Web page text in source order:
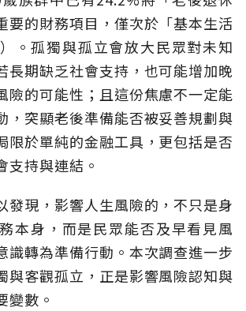
要的財務項目，僅次於「基本生活
。孤獨與孤立會放大民眾對未知
長期缺乏社會支持，也可能增加晚
險的可能性；且這份焦慮不一定能
，突顯老後準備能否被妥善規劃與
限於單純的金融工具，更包括是否
支持與連結。
發現，影響人生風險的，不只是身
本身，而是民眾能否及早看見風
識轉為準備行動。本次調查進一步
與客觀孤立，正是影響風險認知與
變數。